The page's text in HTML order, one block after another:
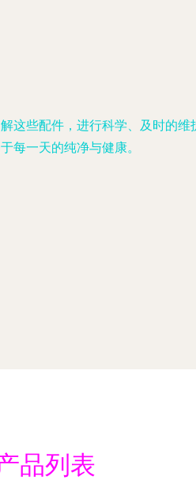
这些配件，进行科学、及时的
每一天的纯净与健康。
品列表